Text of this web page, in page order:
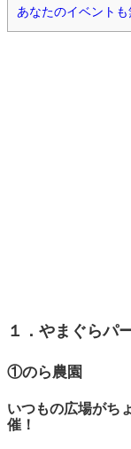
あなたのイベント
１．やまぐらパ
①のら農園
いつもの広場がち
催！